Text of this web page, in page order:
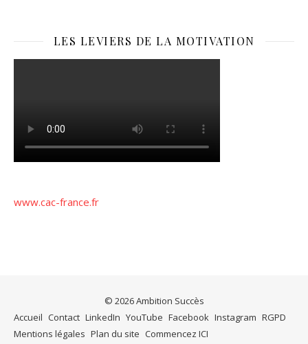
LES LEVIERS DE LA MOTIVATION
www.cac-france.fr
© 2026 Ambition Succès
Accueil Contact LinkedIn YouTube Facebook Instagram RGPD
Mentions légales Plan du site Commencez ICI